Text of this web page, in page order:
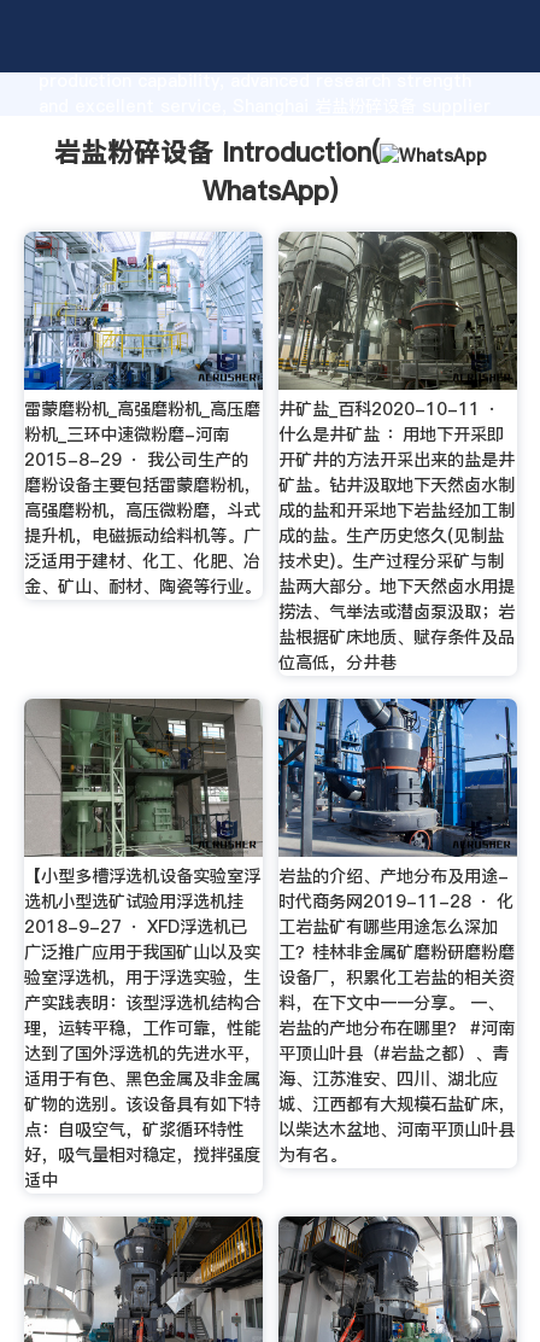
production capability, advanced research strength
岩盐粉碎设备 Introduction(
WhatsApp)
雷蒙磨粉机_高强磨粉机_高压磨
粉机_三环中速微粉磨-河南
2015-8-29 · 我公司生产的
磨粉设备主要包括雷蒙磨粉机，
高强磨粉机，高压微粉磨，斗式
提升机，电磁振动给料机等。广
泛适用于建材、化工、化肥、冶
金、矿山、耐材、陶瓷等行业。
井矿盐_百科2020-10-11 ·
什么是井矿盐 ：用地下开采即
开矿井的方法开采出来的盐是井
矿盐。钻井汲取地下天然卤水制
成的盐和开采地下岩盐经加工制
成的盐。生产历史悠久(见制盐
技术史)。生产过程分采矿与制
盐两大部分。地下天然卤水用提
捞法、气举法或潜卤泵汲取；岩
盐根据矿床地质、赋存条件及品
位高低，分井巷
【小型多槽浮选机设备实验室浮
选机小型选矿试验用浮选机挂
2018-9-27 · XFD浮选机已
广泛推广应用于我国矿山以及实
验室浮选机，用于浮选实验，生
产实践表明：该型浮选机结构合
理，运转平稳，工作可靠，性能
达到了国外浮选机的先进水平，
适用于有色、黑色金属及非金属
矿物的选别。该设备具有如下特
点：自吸空气，矿浆循环特性
好，吸气量相对稳定，搅拌强度
适中
岩盐的介绍、产地分布及用途-
时代商务网2019-11-28 · 化
工岩盐矿有哪些用途怎么深加
工？桂林非金属矿磨粉研磨粉磨
设备厂，积累化工岩盐的相关资
料，在下文中一一分享。 一、
岩盐的产地分布在哪里？ #河南
平顶山叶县（#岩盐之都）、青
海、江苏淮安、四川、湖北应
城、江西都有大规模石盐矿床，
以柴达木盆地、河南平顶山叶县
为有名。